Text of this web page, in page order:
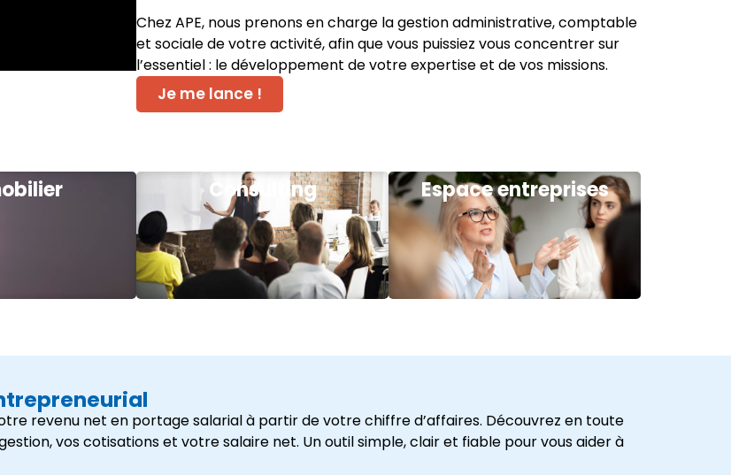
Chez APE, nous prenons en charge la gestion administrative, comptable
et sociale de votre activité, afin que vous puissiez vous concentrer sur
l’essentiel : le développement de votre expertise et de vos missions.
Je me lance !
Consulting Espace entreprises
revenu net en portage salarial à partir de votre chiffre d’affaires. Découvrez en toute
vos cotisations et votre salaire net. Un outil simple, clair et fiable pour vous aider à